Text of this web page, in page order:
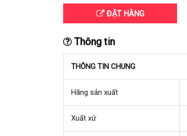
ĐẶT HÀNG
Thông tin
THÔNG TIN CHUNG
Hãng sản xuất
Xuất xứ